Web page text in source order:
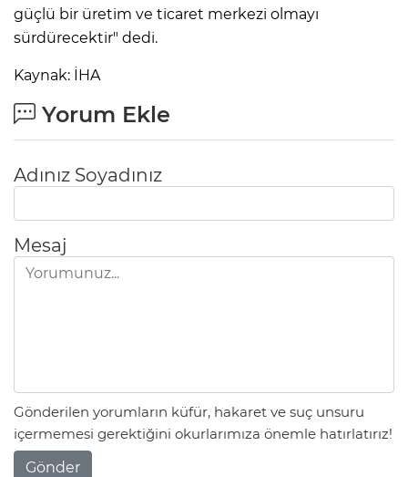
güçlü bir üretim ve ticaret merkezi olmayı
sürdürecektir" dedi.
Kaynak: İHA
Yorum Ekle
Adınız Soyadınız
Mesaj
Gönderilen yorumların küfür, hakaret ve suç unsuru
içermemesi gerektiğini okurlarımıza önemle hatırlatırız!
Gönder